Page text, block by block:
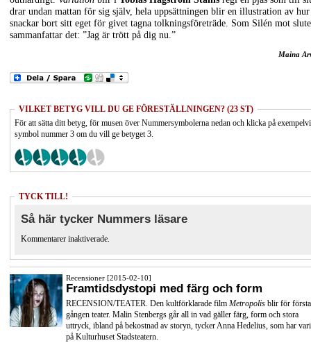
drar undan mattan för sig själv, hela uppsättningen blir en illustration av
snackar bort sitt eget för givet tagna tolkningsföreträde. Som Silén mot
sammanfattar det: ”Jag är trött på dig nu.”
Maina
VILKET BETYG VILL DU GE FÖRESTÄLLNINGEN? (23 ST)
För att sätta ditt betyg, för musen över Nummersymbolerna nedan och klicka på
symbol nummer 3 om du vill ge betyget 3.
TYCK TILL!
Så här tycker Nummers läsare
Kommentarer inaktiverade.
Recensioner [2015-02-10]
Framtidsdystopi med färg och form
RECENSION/TEATER. Den kultförklarade film Metropolis blir för första
gången teater. Malin Stenbergs går all in vad gäller färg, form och stora
uttryck, ibland på bekostnad av storyn, tycker Anna Hedelius, som har
på Kulturhuset Stadsteatern.